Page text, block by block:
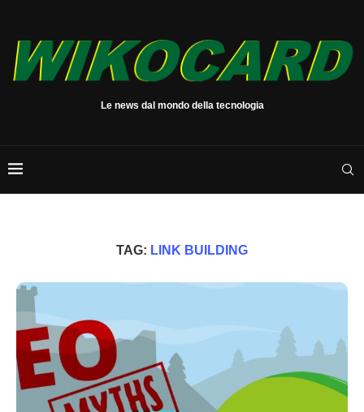
Le news dal mondo della tecnologia
TAG: LINK BUILDING